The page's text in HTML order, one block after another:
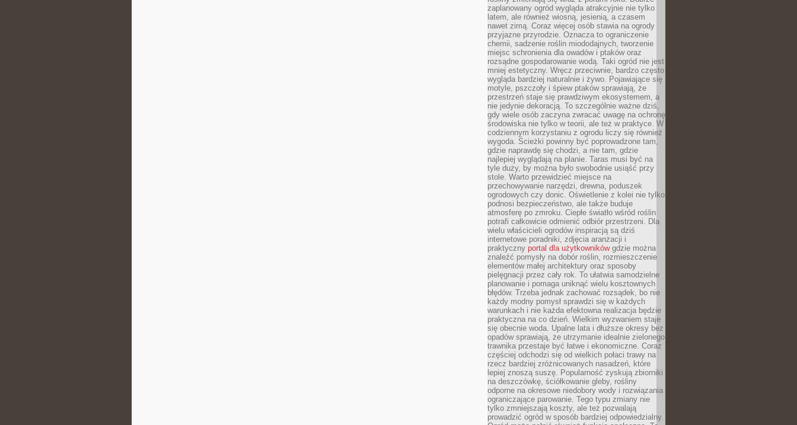
zaplanowany ogród wygląda atrakcyjnie nie tylko
latem, ale również wiosną, jesienią, a czasem
nawet zimą. Coraz więcej osób stawia na ogrody
przyjazne przyrodzie. Oznacza to ograniczenie
chemii, sadzenie roślin miododajnych, tworzenie
miejsc schronienia dla owadów i ptaków oraz
rozsądne gospodarowanie wodą. Taki ogród nie jest
mniej estetyczny. Wręcz przeciwnie, bardzo często
wygląda bardziej naturalnie i żywo. Pojawiające się
motyle, pszczoły i śpiew ptaków sprawiają, że
przestrzeń staje się prawdziwym ekosystemem, a
nie jedynie dekoracją. To szczególnie ważne dziś,
gdy wiele osób zaczyna zwracać uwagę na ochronę
środowiska nie tylko w teorii, ale też w praktyce. W
codziennym korzystaniu z ogrodu liczy się również
wygoda. Ścieżki powinny być poprowadzone tam,
gdzie naprawdę się chodzi, a nie tam, gdzie
najlepiej wyglądają na planie. Taras musi być na
tyle duży, by można było swobodnie usiąść przy
stole. Warto przewidzieć miejsce na
przechowywanie narzędzi, drewna, poduszek
ogrodowych czy donic. Oświetlenie z kolei nie tylko
podnosi bezpieczeństwo, ale także buduje
atmosferę po zmroku. Ciepłe światło wśród roślin
potrafi całkowicie odmienić odbiór przestrzeni. Dla
wielu właścicieli ogrodów inspiracją są dziś
internetowe poradniki, zdjęcia aranżacji i
praktyczny portal dla użytkownikówgdzie można
znaleźć pomysły na dobór roślin, rozmieszczenie
elementów małej architektury oraz sposoby
pielęgnacji przez cały rok. To ułatwia samodzielne
planowanie i pomaga uniknąć wielu kosztownych
błędów. Trzeba jednak zachować rozsądek, bo nie
każdy modny pomysł sprawdzi się w każdych
warunkach i nie każda efektowna realizacja będzie
praktyczna na co dzień. Wielkim wyzwaniem staje
się obecnie woda. Upalne lata i dłuższe okresy bez
opadów sprawiają, że utrzymanie idealnie zielonego
trawnika przestaje być łatwe i ekonomiczne. Coraz
częściej odchodzi się od wielkich połaci trawy na
rzecz bardziej zróżnicowanych nasadzeń, które
lepiej znoszą suszę. Popularność zyskują zbiorniki
na deszczówkę, ściółkowanie gleby, rośliny
odporne na okresowe niedobory wody i rozwiązania
ograniczające parowanie. Tego typu zmiany nie
tylko zmniejszają koszty, ale też pozwalają
prowadzić ogród w sposób bardziej odpowiedzialny.